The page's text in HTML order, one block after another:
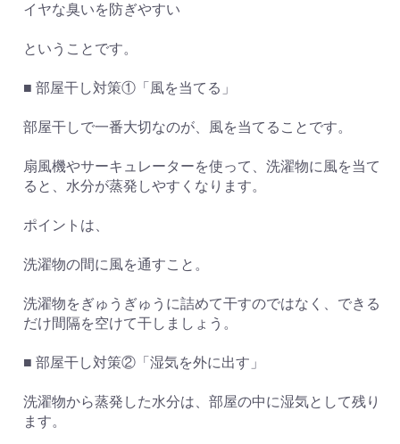
イヤな臭いを防ぎやすい
ということです。
■ 部屋干し対策①「風を当てる」
部屋干しで一番大切なのが、風を当てることです。
扇風機やサーキュレーターを使って、洗濯物に風を当て
ると、水分が蒸発しやすくなります。
ポイントは、
洗濯物の間に風を通すこと。
洗濯物をぎゅうぎゅうに詰めて干すのではなく、できる
だけ間隔を空けて干しましょう。
■ 部屋干し対策②「湿気を外に出す」
洗濯物から蒸発した水分は、部屋の中に湿気として残り
ます。
お買い物を続ける カートへ進む